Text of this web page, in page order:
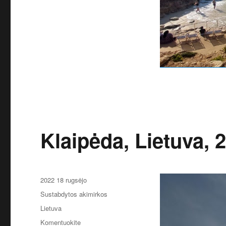
Klaipėda, Lietuva,
Paskelbta
2022 18 rugsėjo
Kategorijos
Sustabdytos akimirkos
Žymos
Lietuva
Komentuokiteįrašą